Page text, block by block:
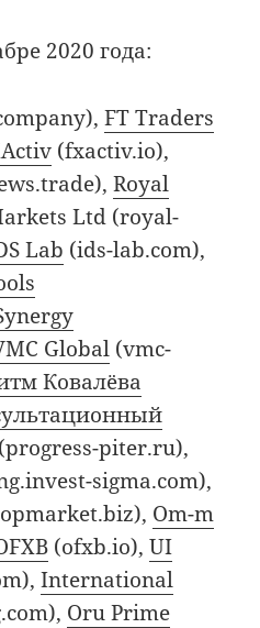
2020 года:
FT Traders
(fxactiv.io),
Royal
Ltd (royal-
Lab (ids-lab.com),
Global (vmc-
Ковалёва
(progress-piter.ru),
sigma.com),
Om-m
(ofxb.io),UI
International
Oru Prime